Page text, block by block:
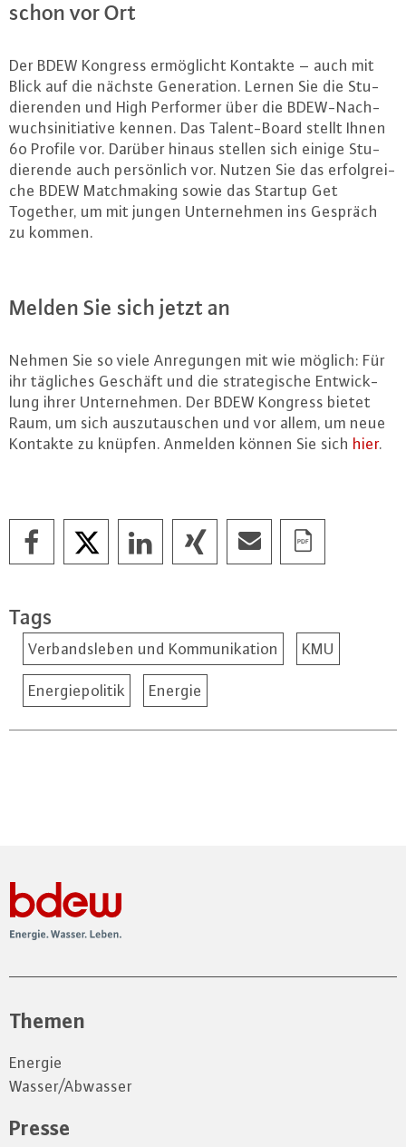
schon vor Ort
Der BDEW Kongress er­mög­licht Kontakte – auch mit
Blick auf die nächste Ge­ne­ra­ti­on. Lernen Sie die Stu­
die­ren­den und High Performer über die BDEW-Nach­
wuch­sin­itia­ti­ve kennen. Das Ta­lent-Board stellt Ihnen
60 Profile vor. Darüber hinaus stellen sich einige Stu­
die­ren­de auch per­sön­lich vor. Nutzen Sie das er­folg­rei­
che BDEW Matchma­king sowie das Startup Get
Together, um mit jungen Un­ter­neh­men ins Gespräch
zu kommen.
Melden Sie sich jetzt an
Nehmen Sie so viele An­re­gun­gen mit wie möglich: Für
ihr tägliches Geschäft und die stra­te­gi­sche Ent­wick­
lung ihrer Un­ter­neh­men. Der BDEW Kongress bietet
Raum, um sich aus­zu­tau­schen und vor allem, um neue
Kontakte zu knüpfen. Anmelden können Sie sich hier.
Tags
Verbandsleben und Kommunikation KMU
Energiepolitik Energie
Themen
Energie
Wasser/Abwasser
Presse